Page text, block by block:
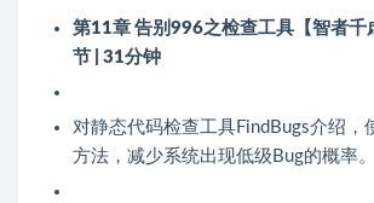
第11章 告别996之检查工具【智者千
节 | 31分钟
对静态代码检查工具FindBugs介绍，
方法，减少系统出现低级Bug的概率。